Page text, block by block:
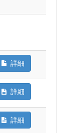
詳細
詳細
詳細